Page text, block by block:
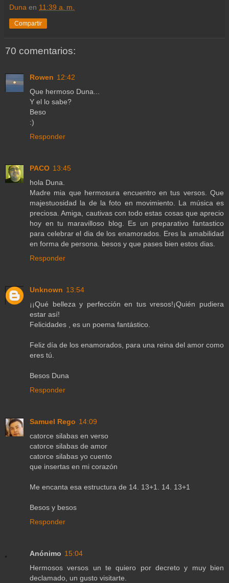
Duna en 11:39 a. m.
Compartir
70 comentarios:
Rowen 12:42
Que hermoso Duna...
Y el lo sabe?
Beso
:)
Responder
PACO 13:45
hola Duna.
Madre mia que hermosura encuentro en tus versos. Que
majestuosidad la de la foto en movimiento. La música es
preciosa. Amiga, cautivas con todo estas cosas que aprecio
hoy en tu maravilloso blog. Es un preparativo fantastico
para celebrar el dia de los enamorados. Eres la amabilidad
en forma de persona. besos y que pases bien estos dias.
Responder
Unknown 13:54
¡¡Qué belleza y perfección en tus vresos!¡Quién pudiera
estar así!
Felicidades , es un poema fantástico.
Feliz día de los enamorados, para una reina del amor como
eres tú.
Besos Duna
Responder
Samuel Rego 14:09
catorce silabas en verso
catorce silabas de amor
catorce silabas yo cuento
que insertas en mi corazón
Me encanta esa estructura de 14. 13+1. 14. 13+1
Besos y besos
Responder
Anónimo 15:04
Hermosos versos un te quiero por decreto y muy bien
declamado, un gusto visitarte.